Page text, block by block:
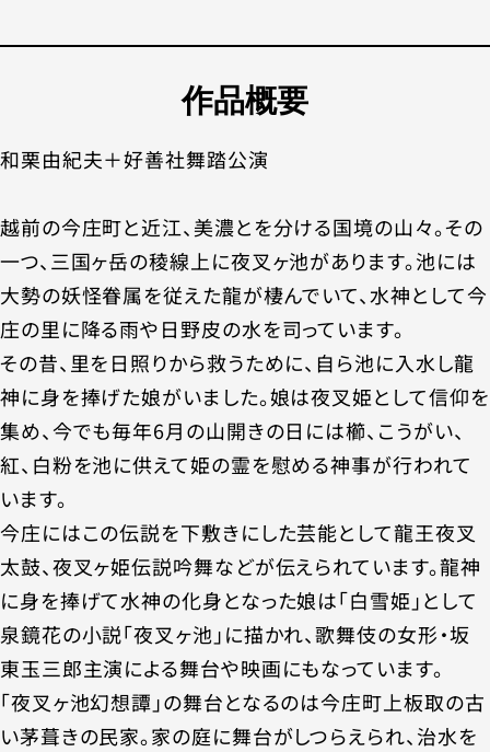
作品概要
和栗由紀夫＋好善社舞踏公演
越前の今庄町と近江、美濃とを分ける国境の山々。その
一つ、三国ヶ岳の稜線上に夜叉ヶ池があります。池には
大勢の妖怪眷属を従えた龍が棲んでいて、水神として今
庄の里に降る雨や日野皮の水を司っています。
その昔、里を日照りから救うために、自ら池に入水し龍
神に身を捧げた娘がいました。娘は夜叉姫として信仰を
集め、今でも毎年6月の山開きの日には櫛、こうがい、
紅、白粉を池に供えて姫の霊を慰める神事が行われて
います。
今庄にはこの伝説を下敷きにした芸能として龍王夜叉
太鼓、夜叉ヶ姫伝説吟舞などが伝えられています。龍神
に身を捧げて水神の化身となった娘は「白雪姫」として
泉鏡花の小説「夜叉ヶ池」に描かれ、歌舞伎の女形・坂
東玉三郎主演による舞台や映画にもなっています。
「夜叉ヶ池幻想譚」の舞台となるのは今庄町上板取の古
い茅葺きの民家。家の庭に舞台がしつらえられ、治水を